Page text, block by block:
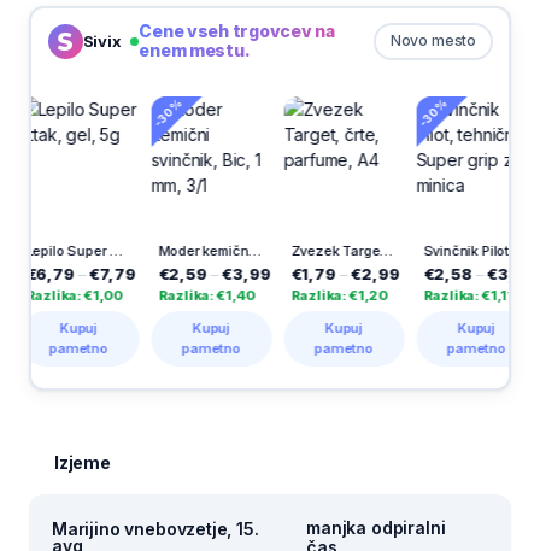
Sivix Novo mesto
Cene vseh trgovcev na
enem mestu.
Lepilo Super Attak, gel, 5g
– €7,79
€1,00
pametno
-30%
Moder kemični svinčnik, Bic, 1 mm, 3/1
€2,59– €3,99
Razlika: €1,40
pametno
Zvezek Target, črte, parfume, A4
€1,79– €2,99
Razlika: €1,20
pametno
Svinčnik Pilot, tehnični, Super grip z minica
€2,58– €3,69
Razlika: €1,11
pametno
Izjeme
Marijino vnebovzetje, 15.
avg
manjka odpiralni
čas